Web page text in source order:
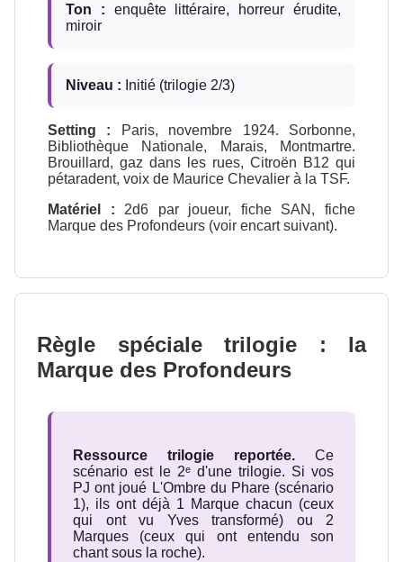
Ton : enquête littéraire, horreur érudite,
miroir
Niveau : Initié (trilogie 2/3)
Setting : Paris, novembre 1924. Sorbonne,
Bibliothèque Nationale, Marais, Montmartre.
Brouillard, gaz dans les rues, Citroën B12 qui
pétaradent, voix de Maurice Chevalier à la TSF.
Matériel : 2d6 par joueur, fiche SAN, fiche
Marque des Profondeurs (voir encart suivant).
Règle spéciale trilogie : la
Marque des Profondeurs
Ressource trilogie reportée. Ce
scénario est le 2ᵉ d'une trilogie. Si vos
PJ ont joué L'Ombre du Phare (scénario
1), ils ont déjà 1 Marque chacun (ceux
qui ont vu Yves transformé) ou 2
Marques (ceux qui ont entendu son
chant sous la roche).